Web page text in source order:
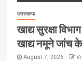
उत्तराखण्ड
खाद्य सुरक्षा
खाद्य नमूने जांच
August 7, 2026